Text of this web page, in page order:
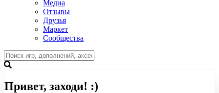
Медиа
Отзывы
Друзья
Маркет
Сообщества
Привет, заходи! :)